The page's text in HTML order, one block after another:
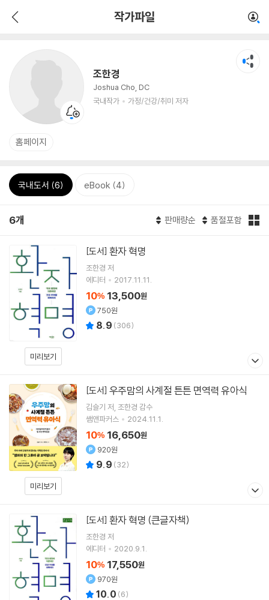
작가파일
조한경
Joshua Cho, DC
국내작가
가정/건강/취미 저자
홈페이지
국내도서 (6) eBook (4)
6개 판매량순 품절포함
미리보기
[도서] 환자 혁명
조한경 저
에디터
2017.11.11.
10% 13,500원
750원
8.9 (306)
미리보기
[도서] 우주맘의 사계절 튼튼 면역력 유아식
김슬기 저 조한경 감수
쌤앤파커스
2024.11.1.
10% 16,650원
920원
9.9 (32)
[도서] 환자 혁명 (큰글자책)
조한경 저
에디터
2020.9.1.
10% 17,550원
970원
10.0 (6)